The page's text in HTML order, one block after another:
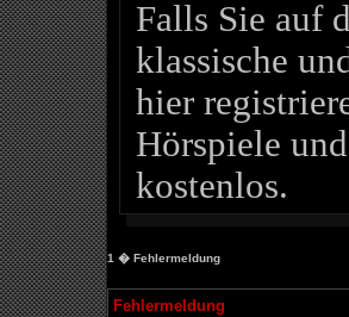
Falls Sie auf
klassische
hier
Hörspiele
kostenlos.
1 � Fehlermeldung
Fehlermeldung